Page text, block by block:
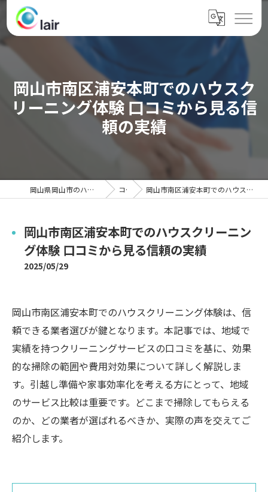
岡山市南区浦安本町でのハウスク
リーニング体験 口コミから見る信
頼の実績
岡山県岡山市のハウスクリーニングならクレール コラム 岡山市南区浦安本町でのハウスクリーニング体験 口コミから見る信頼の実績
岡山市南区浦安本町でのハウスクリーニン
グ体験 口コミから見る信頼の実績
2025/05/29
岡山市南区浦安本町でのハウスクリーニング体験は、信
頼できる業者選びが鍵となります。本記事では、地域で
実績を持つクリーニングサービスの口コミを基に、効果
的な掃除の範囲や費用対効果について詳しく解説しま
す。引越し準備や家事効率化を考える方にとって、地域
のサービス比較は重要です。どこまで掃除してもらえる
のか、どの業者が選ばれるべきか、実際の声を交えてご
紹介します。